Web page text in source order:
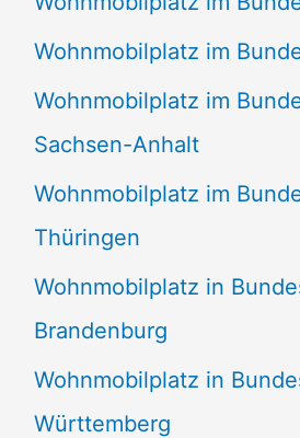
Wohnmobilplatz im
Wohnmobilplatz im
Sachsen-Anhalt
Wohnmobilplatz im
Thüringen
Wohnmobilplatz in
Brandenburg
Wohnmobilplatz in
Württemberg